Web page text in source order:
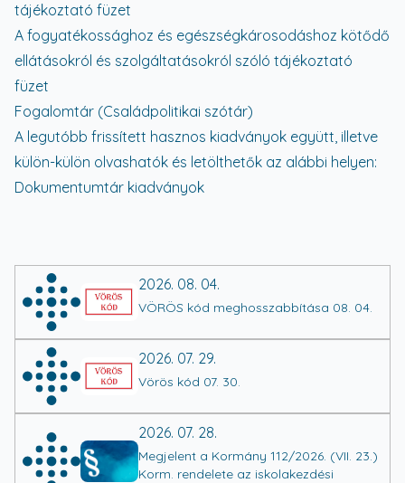
2026. 08. 04.
VÖRÖS kód meghosszabbítása 08. 04.
2026. 07. 29.
Vörös kód 07. 30.
2026. 07. 28.
Megjelent a Kormány 112/2026. (VII. 23.)
Korm. rendelete az iskolakezdési
tájékoztató füzet
A fogyatékossághoz és egészségkárosodáshoz kötődő
ellátásokról és szolgáltatásokról szóló tájékoztató
füzet
Fogalomtár (Családpolitikai szótár)
A legutóbb frissített hasznos kiadványok együtt, illetve
külön-külön olvashatók és letölthetők az alábbi helyen:
Dokumentumtár kiadványok